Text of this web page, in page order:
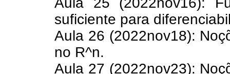
suficiente para
Aula 26 (2022nov18):
no R^n.
Aula 27 (2022nov23):